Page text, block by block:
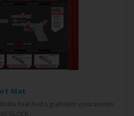
Mat
Real Avid s grafickým vyobrazením
GLOCK..